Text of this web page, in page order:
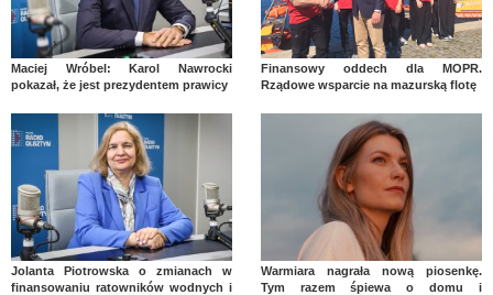
Maciej Wróbel: Karol Nawrocki
pokazał, że jest prezydentem prawicy
Finansowy oddech dla MOPR.
Rządowe wsparcie na mazurską flotę
Jolanta Piotrowska o zmianach w
finansowaniu ratowników wodnych i
Warmiara nagrała nową piosenkę.
Tym razem śpiewa o domu i